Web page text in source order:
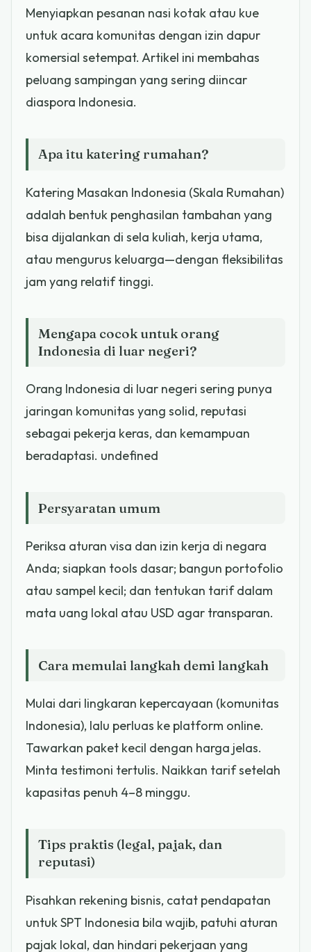
Menyiapkan pesanan nasi kotak atau kue
untuk acara komunitas dengan izin dapur
komersial setempat. Artikel ini membahas
peluang sampingan yang sering diincar
diaspora Indonesia.
Apa itu katering rumahan?
Katering Masakan Indonesia (Skala Rumahan)
adalah bentuk penghasilan tambahan yang
bisa dijalankan di sela kuliah, kerja utama,
atau mengurus keluarga—dengan fleksibilitas
jam yang relatif tinggi.
Mengapa cocok untuk orang
Indonesia di luar negeri?
Orang Indonesia di luar negeri sering punya
jaringan komunitas yang solid, reputasi
sebagai pekerja keras, dan kemampuan
beradaptasi. undefined
Persyaratan umum
Periksa aturan visa dan izin kerja di negara
Anda; siapkan tools dasar; bangun portofolio
atau sampel kecil; dan tentukan tarif dalam
mata uang lokal atau USD agar transparan.
Cara memulai langkah demi langkah
Mulai dari lingkaran kepercayaan (komunitas
Indonesia), lalu perluas ke platform online.
Tawarkan paket kecil dengan harga jelas.
Minta testimoni tertulis. Naikkan tarif setelah
kapasitas penuh 4–8 minggu.
Tips praktis (legal, pajak, dan
reputasi)
Pisahkan rekening bisnis, catat pendapatan
untuk SPT Indonesia bila wajib, patuhi aturan
pajak lokal, dan hindari pekerjaan yang